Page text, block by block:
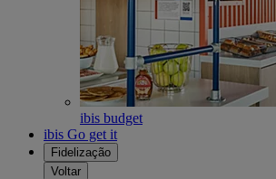
ibis budget
ibis Go get it
Fidelização
Voltar